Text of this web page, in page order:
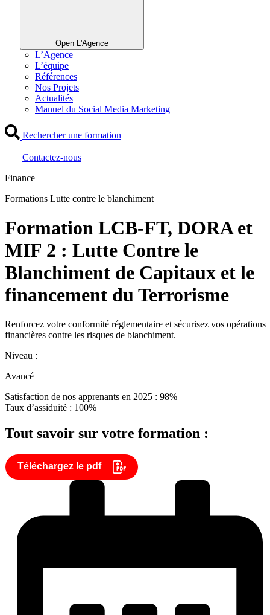
Open L'Agence
L’Agence
L’équipe
Références
Nos Projets
Actualités
Manuel du Social Media Marketing
Rechercher une formation
Contactez-nous
Finance
Formations Lutte contre le blanchiment
Formation LCB-FT, DORA et
MIF 2 : Lutte Contre le
Blanchiment de Capitaux et le
financement du Terrorisme
Renforcez votre conformité réglementaire et sécurisez vos opérations
financières contre les risques de blanchiment.
Niveau :
Avancé
Satisfaction de nos apprenants en 2025 : 98%
Taux d’assiduité : 100%
Tout savoir sur votre formation :
Téléchargez le pdf